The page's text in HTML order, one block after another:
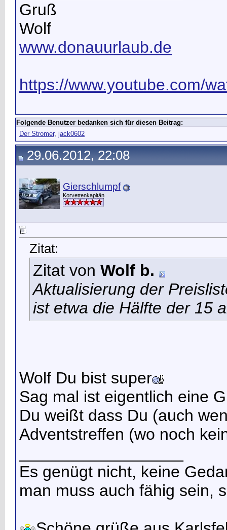
Gruß
Wolf
www.donauurlaub.de
https://www.youtube.com/
Folgende Benutzer bedanken sich für diesen Beitrag:
Der Stromer, jack0602
29.06.2012, 22:08
Gierschlumpf
Korvettenkapitän
Zitat:
Zitat von Wolf b.
Aktualisierung der
ist etwa die Hälfte der 15
Wolf Du bist super
Sag mal ist eigentlich eine
Du weißt dass Du (auch
Adventstreffen (wo noch
Es genügt nicht, keine
man muss auch fähig sein,